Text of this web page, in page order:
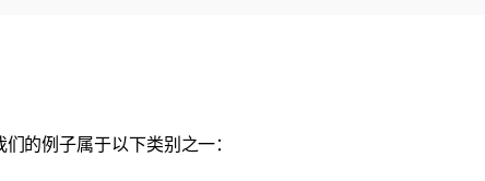
的例子属于以下类别之一：